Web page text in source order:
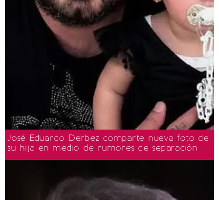
José Eduardo Derbez comparte nueva foto de
su hija en medio de rumores de separación